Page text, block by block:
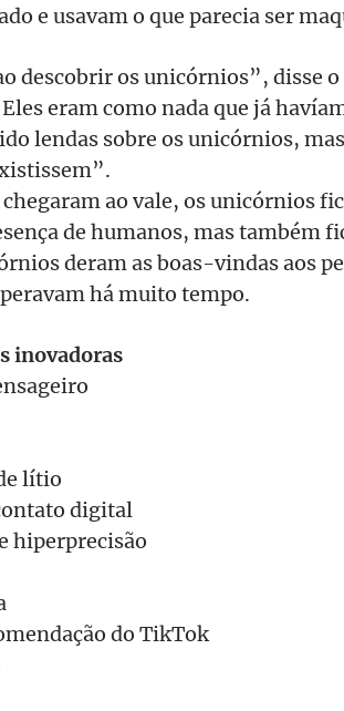
e usavam o que parecia ser
descobrir os unicórnios”, disse
eram como nada que já
lendas sobre os unicórnios,
ao vale, os unicórnios
de humanos, mas também
deram as boas-vindas aos
há muito tempo.
inovadoras
lítio
digital
hiperprecisão
do TikTok